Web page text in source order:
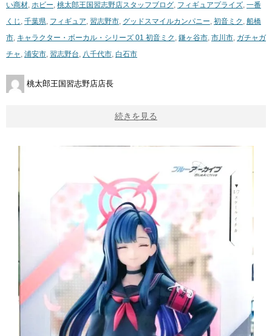
い商材, ホビー, 桃太郎王国習志野店スタッフブログ, フィギュアプライズ, 一番
くじ , 千葉県, フィギュア, 習志野市, グッドスマイルカンパニー, 初音ミク , 船橋
市, キャラクター・ボーカル・シリーズ ​01 ​初音ミク , 鎌ヶ谷市, 市川市, ガチャガ
チャ , 浦安市, 習志野台, 八千代市, 白石市
桃太郎王国習志野店店長
続きを見る